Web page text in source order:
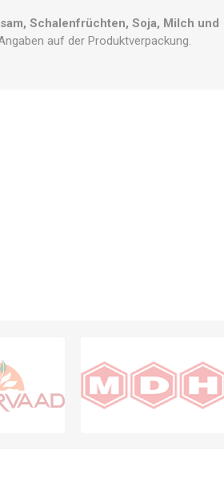
Schalenfrüchten, Soja, Milch und
auf der Produktverpackung.